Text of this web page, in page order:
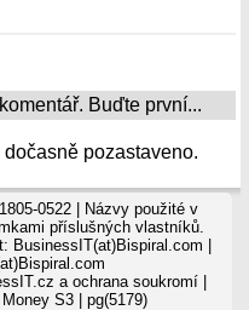
Buďte první...
pozastaveno.
0522 | Názvy použité v
příslušných vlastníků.
BusinessIT(at)Bispiral.com |
a ochrana soukromí|
S3 | pg(5179)